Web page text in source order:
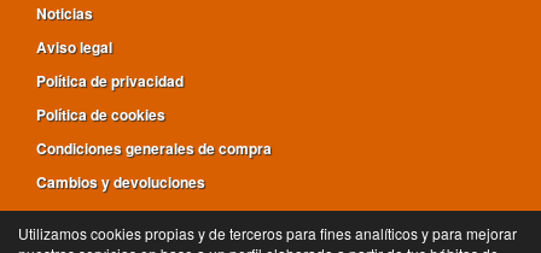
Noticias
Aviso legal
Política de privacidad
Política de cookies
Condiciones generales de compra
Cambios y devoluciones
94 527 02 33
Utilizamos cookies propias y de terceros para fines analíticos y para mejorar